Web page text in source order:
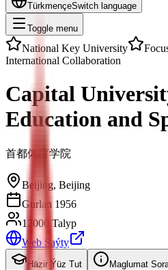
TürkmençeSwitch language
Toggle menu
National Key University
International Collaboration
Capital
Education and
首都体育学院
Beijing, Beijing
Gurlan 1956
12000 Talyp
Web Saýty
Häzir Ýüz Tut Maglumat